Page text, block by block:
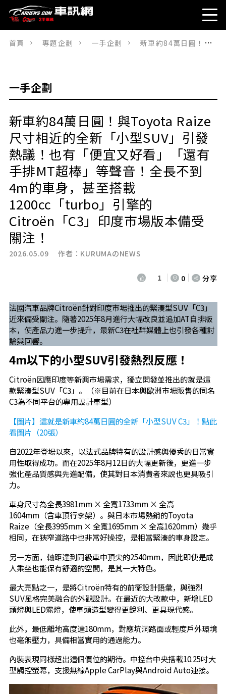
首頁 專題企劃 一手企劃 新車約84萬日圓！與Toyota Raize尺寸相近的全新「小型SUV」引發熱議！也有「便宜又好看」「還有手排MT超棒」等聲音！全長不到4m的車身，甚至搭載1200cc「turbo」引擎的Citroën「C3」印度市場版本備受關注！
一手企劃
新車約84萬日圓！與Toyota Raize
尺寸相近的全新「小型SUV」引發
熱議！也有「便宜又好看」「還有
手排MT超棒」等聲音！全長不到
4m的車身，甚至搭載
1200cc「turbo」引擎的
Citroën「C3」印度市場版本備受
關注！
2026.05.09 作者： KURUMAのNEWS
1 0 分享
法國汽車品牌Citroën針對印度市場推出的緊湊型SUV「C3」
近來備受關注。隨著2025年8月進行大幅改良並追加AT自排版
本，使產品力進一步提升，最新C3在社群媒體上也引發各種討
論與回響。
4m以下的小型SUV引發熱烈反應！
Citroën因應印度等新興市場需求，獨立開發並推出的就是這
款緊湊型SUV「C3」。（※目前在日本與歐洲市場販售的同名
C3為不同平台的專用設計車型）
【圖片】這就是新車約84萬日圓的全新「小型SUV C3」！點此
看圖片（20張）
自2022年登場以來，以法式品牌特有的設計感與優秀的日常實
用性取得成功。而在2025年8月12日的大幅更新後，更進一步
強化產品質感與先進配備，使其對日本消費者來說也更具吸引
力。
車身尺寸為全長3981mm × 全寬1733mm × 全高
1604mm（含車頂行李架）。與日本市場熱銷的Toyota
Raize（全長3995mm × 全寬1695mm × 全高1620mm）幾乎
相同，在狹窄道路中也非常好操控，是相當緊湊的車身設定。
另一方面，軸距達到同級車中頂尖的2540mm，因此即使是成
人乘坐也能保有舒適的空間，是其一大特色。
最大亮點之一，是將Citroën特有的前衛設計語彙，與強烈
SUV風格完美融合的外觀設計。在最近的大改款中，新增LED
頭燈與LED霧燈，使車頭造型變得更銳利、更具現代感。
此外，最低離地高度達180mm，對應坑洞路面或輕度戶外環境
也毫無壓力，具備相當實用的通過能力。
內裝表現同樣超出這個價位的期待。中控台中央搭載10.25吋大
型觸控螢幕，支援無線Apple CarPlay與Android Auto連接。